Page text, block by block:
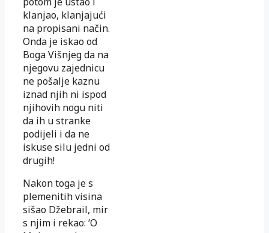
klanjao, klanjajući
na propisani način.
Onda je iskao od
Boga Višnjeg da na
njegovu zajednicu
ne pošalje kaznu
iznad njih ni ispod
njihovih nogu niti
da ih u stranke
podijeli i da ne
iskuse silu jedni od
drugih!
Nakon toga je s
plemenitih visina
sišao Džebrail, mir
s njim i rekao: ‘O